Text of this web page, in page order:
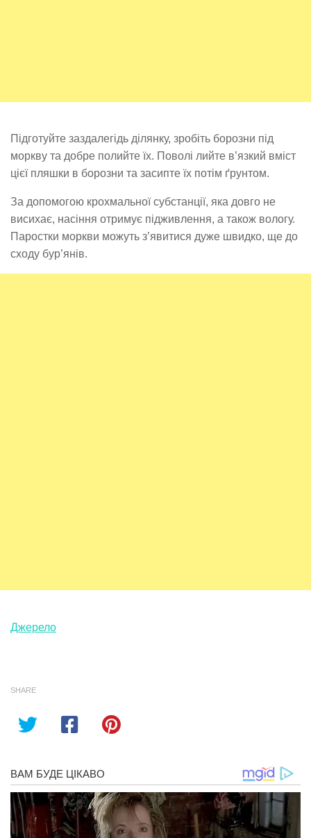
Підготуйте заздалегідь ділянку, зробіть борозни під
моркву та добре полийте їх. Поволі лийте в’язкий вміст
цієї пляшки в борозни та засипте їх потім ґрунтом.
За допомогою крохмальної субстанції, яка довго не
висихає, насіння отримує підживлення, а також вологу.
Паростки моркви можуть з’явитися дуже швидко, ще до
сходу бур’янів.
Джерело
SHARE